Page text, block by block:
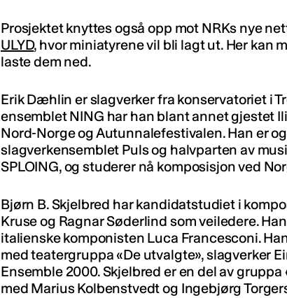
Prosjektet knyttes også opp mot NRKs nye
ULYD, hvor miniatyrene vil bli lagt ut. Her kan
laste dem ned.
Erik Dæhlin er slagverker fra konservatoriet i
ensemblet NING har han blant annet gjestet
Nord-Norge og Autunnalefestivalen. Han er
slagverkensemblet Puls og halvparten av
SPLOING, og studerer nå komposisjon ved
Bjørn B. Skjelbred har kandidatstudiet i
Kruse og Ragnar Søderlind som veiledere.
italienske komponisten Luca Francesconi.
med teatergruppa «De utvalgte», slagverker
Ensemble 2000. Skjelbred er en del av
med Marius Kolbenstvedt og Ingebjørg